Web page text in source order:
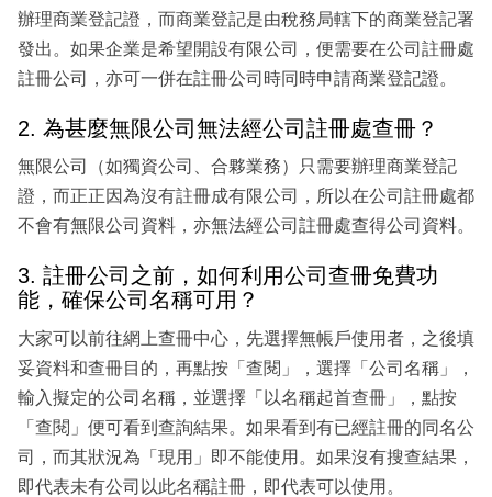
辦理商業登記證，而商業登記是由稅務局轄下的商業登記署
發出。如果企業是希望開設有限公司，便需要在公司註冊處
註冊公司，亦可一併在註冊公司時同時申請商業登記證。
2. 為甚麼無限公司無法經公司註冊處查冊？
無限公司（如獨資公司、合夥業務）只需要辦理商業登記
證，而正正因為沒有註冊成有限公司，所以在公司註冊處都
不會有無限公司資料，亦無法經公司註冊處查得公司資料。
3. 註冊公司之前，如何利用公司查冊免費功
能，確保公司名稱可用？
大家可以前往網上查冊中心，先選擇無帳戶使用者，之後填
妥資料和查冊目的，再點按「查閱」，選擇「公司名稱」，
輸入擬定的公司名稱，並選擇「以名稱起首查冊」，點按
「查閱」便可看到查詢結果。如果看到有已經註冊的同名公
司，而其狀況為「現用」即不能使用。如果沒有搜查結果，
即代表未有公司以此名稱註冊，即代表可以使用。